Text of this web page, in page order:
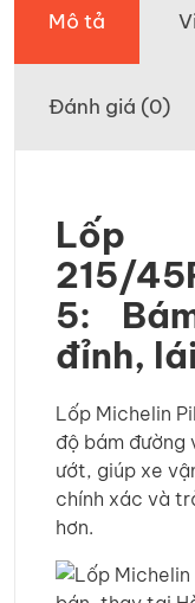
Mô tả
Đánh giá (0)
Lốp
215/
5:
đỉnh,
Lốp Michelin
độ bám đường
ướt, giúp xe
chính xác và
hơn.